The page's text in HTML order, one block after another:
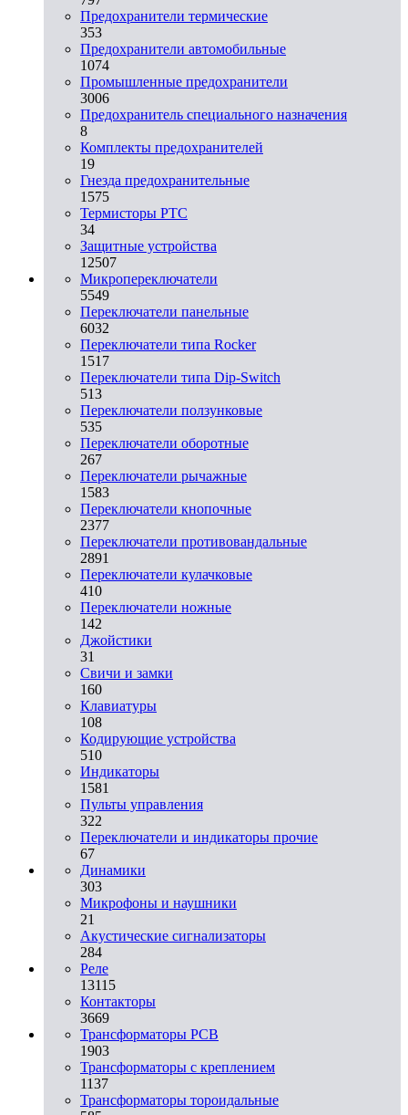
Предохранители термические
353
Предохранители автомобильные
1074
Промышленные предохранители
3006
Предохранитель специального назначения
8
Комплекты предохранителей
19
Гнезда предохранительные
1575
Термисторы PTC
34
Защитные устройства
12507
Микропереключатели
5549
Переключатели панельные
6032
Переключатели типа Rocker
1517
Переключатели типа Dip-Switch
513
Переключатели ползунковые
535
Переключатели оборотные
267
Переключатели рычажные
1583
Переключатели кнопочные
2377
Переключатели противовандальные
2891
Переключатели кулачковые
410
Переключатели ножные
142
Джойстики
31
Свичи и замки
160
Клавиатуры
108
Кодирующие устройства
510
Индикаторы
1581
Пульты управления
322
Переключатели и индикаторы прочие
67
Динамики
303
Микрофоны и наушники
21
Акустические сигнализаторы
284
Реле
13115
Контакторы
3669
Трансформаторы PCB
1903
Трансформаторы с креплением
1137
Трансформаторы тороидальные